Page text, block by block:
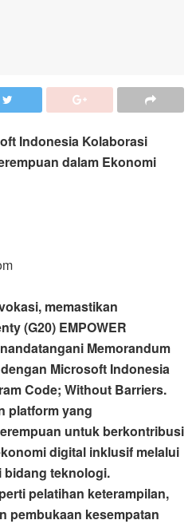
Indonesia Kolaborasi
dalam Ekonomi
memastikan
(G20) EMPOWER
Memorandum
Microsoft Indonesia
Code; Without Barriers.
platform yang
untuk berkontribusi
digital inklusif melalui
bidang teknologi.
pelatihan keterampilan,
pembukaan kesempatan